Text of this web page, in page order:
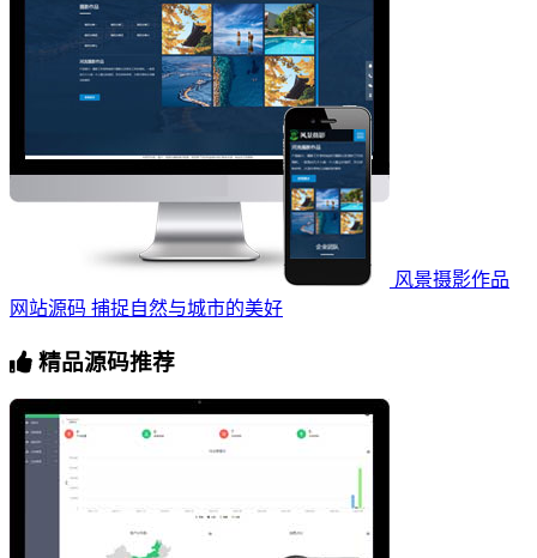
风景摄影作品
网站源码 捕捉自然与城市的美好
精品源码推荐